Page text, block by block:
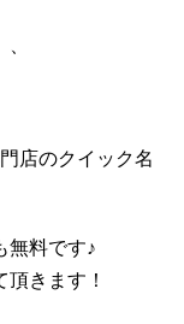
店のクイック名
無料です♪
きます！